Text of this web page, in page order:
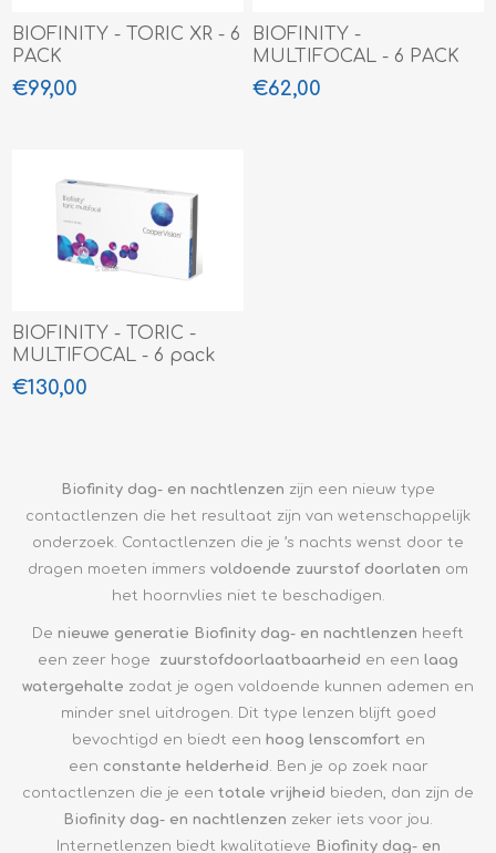
BIOFINITY - TORIC XR - 6
PACK
€99,00
BIOFINITY -
MULTIFOCAL - 6 PACK
€62,00
BIOFINITY - TORIC -
MULTIFOCAL - 6 pack
€130,00
Biofinity dag- en nachtlenzen zijn een nieuw type
contactlenzen die het resultaat zijn van wetenschappelijk
onderzoek. Contactlenzen die je ’s nachts wenst door te
dragen moeten immers voldoende zuurstof doorlaten om
het hoornvlies niet te beschadigen.
De nieuwe generatie Biofinity dag- en nachtlenzen heeft
een zeer hoge zuurstofdoorlaatbaarheid en een laag
watergehalte zodat je ogen voldoende kunnen ademen en
minder snel uitdrogen. Dit type lenzen blijft goed
bevochtigd en biedt een hoog lenscomfort en
een constante helderheid. Ben je op zoek naar
contactlenzen die je een totale vrijheid bieden, dan zijn de
Biofinity dag- en nachtlenzen zeker iets voor jou.
Internetlenzen biedt kwalitatieve Biofinity dag- en